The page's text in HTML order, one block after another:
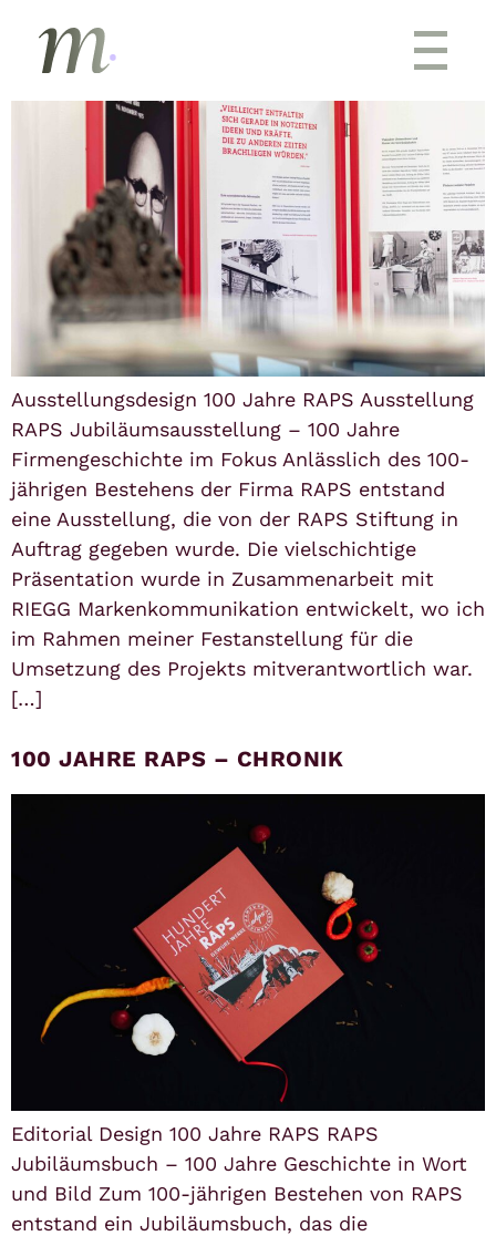
springen
100 JAHRE RAPS – AUSSTELLUNG
Ausstellungsdesign 100 Jahre RAPS Ausstellung
RAPS Jubiläumsausstellung – 100 Jahre
Firmengeschichte im Fokus Anlässlich des 100-
jährigen Bestehens der Firma RAPS entstand
eine Ausstellung, die von der RAPS Stiftung in
Auftrag gegeben wurde. Die vielschichtige
Präsentation wurde in Zusammenarbeit mit
RIEGG Markenkommunikation entwickelt, wo ich
im Rahmen meiner Festanstellung für die
Umsetzung des Projekts mitverantwortlich war.
[…]
100 JAHRE RAPS – CHRONIK
Editorial Design 100 Jahre RAPS RAPS
Jubiläumsbuch – 100 Jahre Geschichte in Wort
und Bild Zum 100-jährigen Bestehen von RAPS
entstand ein Jubiläumsbuch, das die